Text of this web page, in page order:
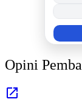
Opini